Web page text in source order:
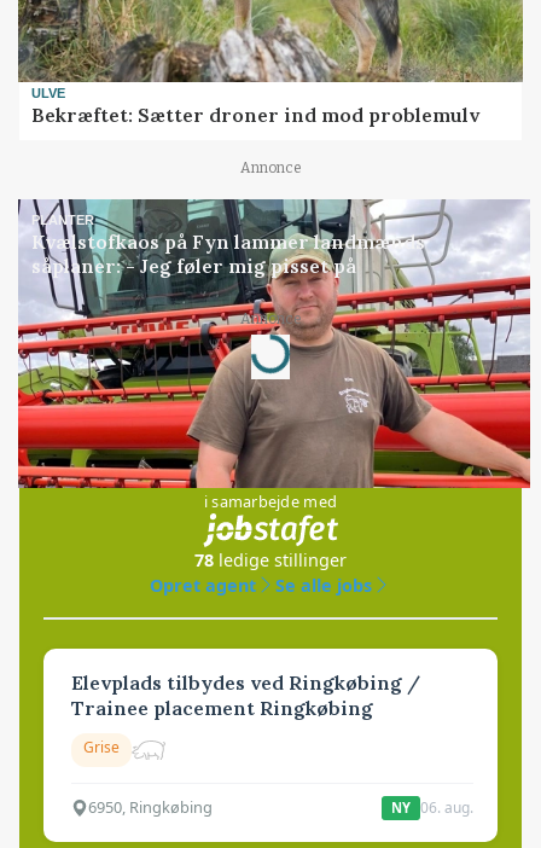
ULVE
Bekræftet: Sætter droner ind mod problemulv
Annonce
PLANTER
Kvælstofkaos på Fyn lammer landmænds
såplaner: - Jeg føler mig pisset på
Annonce
Loading...
Jobs
i samarbejde med
78 ledige stillinger
Opret agent
Se alle jobs
Elevplads tilbydes ved Ringkøbing /
Trainee placement Ringkøbing
Grise
6950, Ringkøbing NY 06. aug.